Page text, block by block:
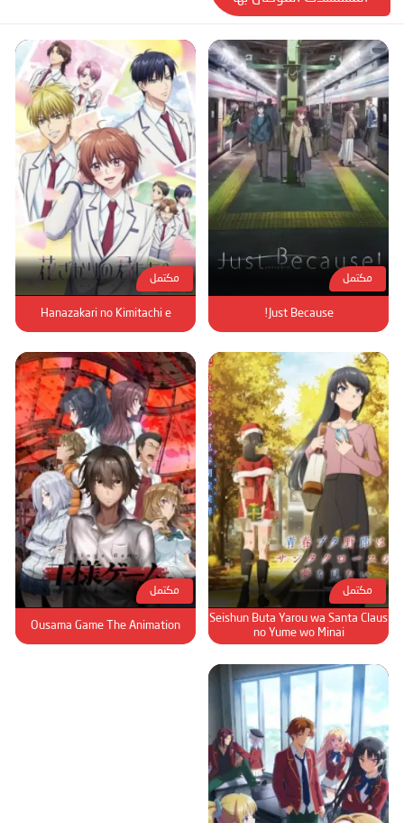
مكتمل
Just Because!
مكتمل
Hanazakari no Kimitachi e
مكتمل
Seishun Buta Yarou wa Santa Claus
no Yume wo Minai
مكتمل
Ousama Game The Animation